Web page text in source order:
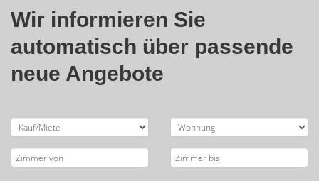
Wir informieren Sie
automatisch über passende
neue Angebote